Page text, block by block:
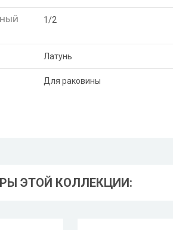
1/2
Латунь
Для раковины
ЭТОЙ КОЛЛЕКЦИИ: